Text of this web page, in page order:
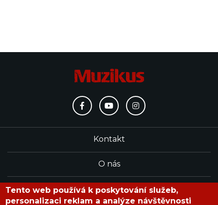
Kontakt
O nás
Redakce
Tento web používá k poskytování služeb,
personalizaci reklam a analýze návštěvnosti